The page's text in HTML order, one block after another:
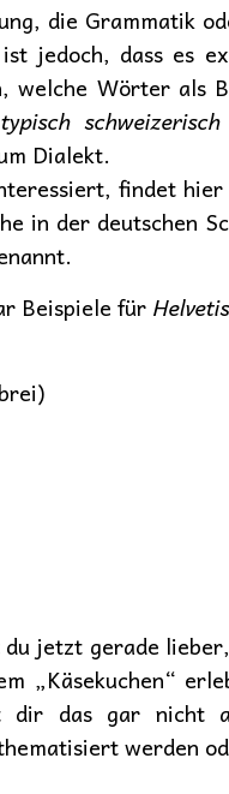
die Grammatik
jedoch, dass es
welche Wörter als
typisch schweizerisch
Dialekt.
findet
in der deutschen
Beispiele für
jetzt gerade
„Käsekuchen“
das gar nicht
werden